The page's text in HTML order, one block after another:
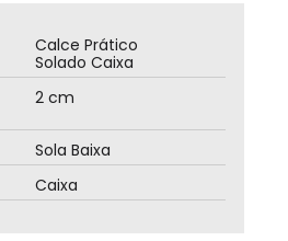
Calce Prático
Solado Caixa
2 cm
Sola Baixa
Caixa